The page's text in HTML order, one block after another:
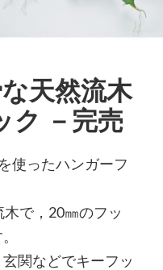
天然流木
ク －完売
使ったハンガーフ
で，20㎜のフッ
関などでキーフッ